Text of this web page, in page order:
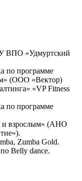
ВПО «Удмуртский
по программе
(ООО «Вектор)
«VP Fitness
по программе
и взрослым» (АНО
Zumba Gold.
Belly dance.